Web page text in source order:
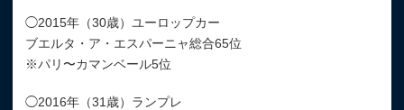
◯2015年（30歳）ユーロップカー
ブエルタ・ア・エスパーニャ総合65位
※パリ〜カマンベール5位
◯2016年（31歳）ランプレ